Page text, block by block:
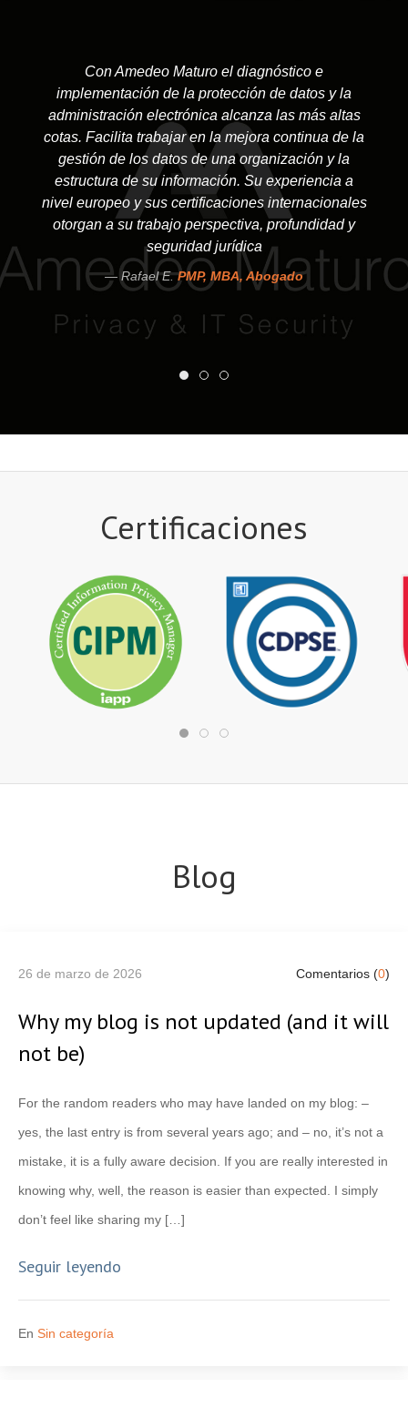
Con Amedeo Maturo el diagnóstico e
implementación de la protección de datos y la
administración electrónica alcanza las más altas
cotas. Facilita trabajar en la mejora continua de la
gestión de los datos de una organización y la
estructura de su información. Su experiencia a
nivel europeo y sus certificaciones internacionales
otorgan a su trabajo perspectiva, profundidad y
seguridad jurídica
Rafael E.PMP, MBA, Abogado
Certificaciones
Blog
26 de marzo de 2026 Comentarios (0)
Why my blog is not updated (and it will
not be)
For the random readers who may have landed on my blog: –
yes, the last entry is from several years ago; and – no, it’s not a
mistake, it is a fully aware decision. If you are really interested in
knowing why, well, the reason is easier than expected. I simply
don’t feel like sharing my […]
Seguir leyendo
En Sin categoría